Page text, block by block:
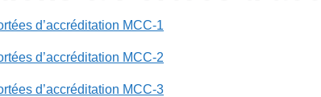
d’accréditation MCC-1
d’accréditation MCC-2
d’accréditation MCC-3